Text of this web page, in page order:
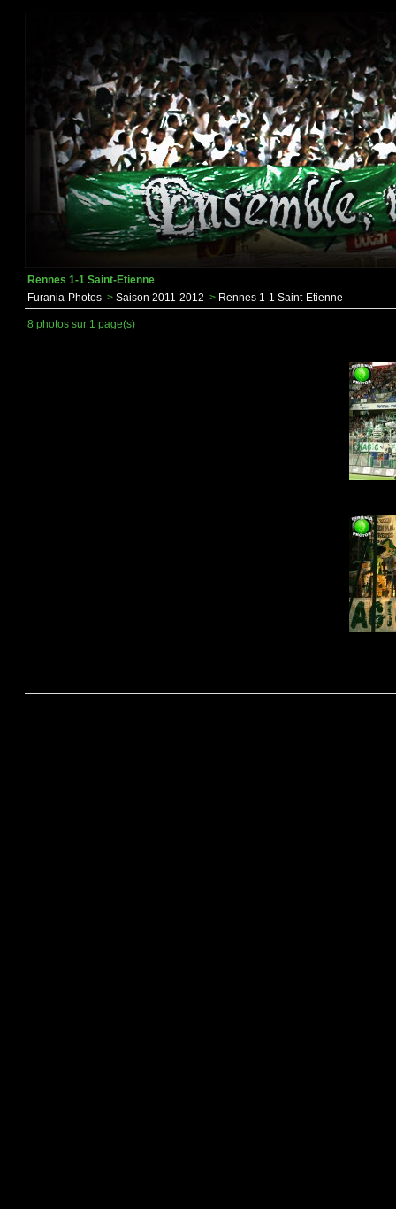
Rennes 1-1 Saint-Etienne
Furania-Photos > Saison 2011-2012 > Rennes 1-1 Saint-Etienne
8 photos sur 1 page(s)